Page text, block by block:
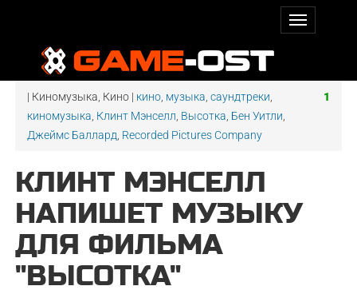
1
| Киномузыка, Кино | кино музыка ,саундтреки
киномузыка Клинт Мэнселл Высотка Бен Уитли
Джеймс Баллард Recorded Pictures Company
КЛИНТ МЭНСЕЛЛ
НАПИШЕТ МУЗЫКУ
ДЛЯ ФИЛЬМА
"ВЫСОТКА"